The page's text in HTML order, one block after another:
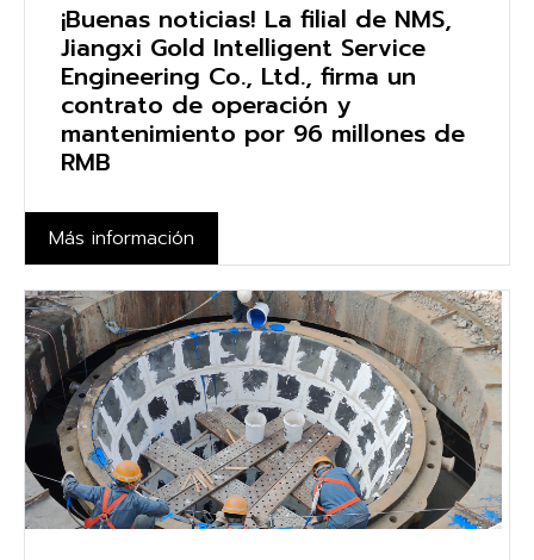
¡Buenas noticias! La filial de NMS,
Jiangxi Gold Intelligent Service
Engineering Co., Ltd., firma un
contrato de operación y
mantenimiento por 96 millones de
RMB
Más información